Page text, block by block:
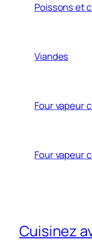
Poissons et
Viandes
Four vapeur
Four vapeur
Cuisinez